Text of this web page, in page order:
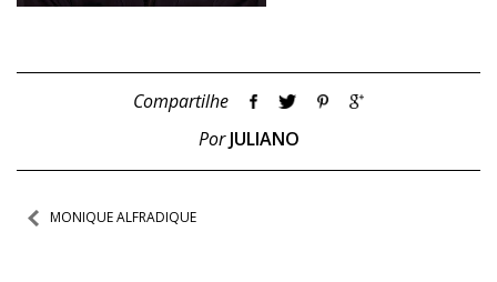
Compartilhe
PorJULIANO
Navegação
MONIQUE ALFRADIQUE